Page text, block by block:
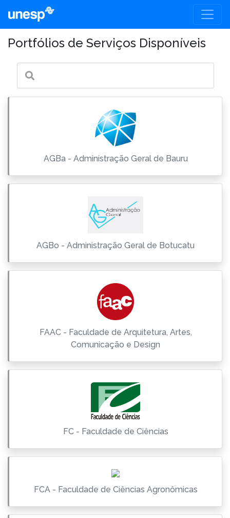
Portfólios de Serviços Disponíveis
AGBa - Administração Geral de Bauru
AGBo - Administração Geral de Botucatu
FAAC - Faculdade de Arquitetura, Artes,
Comunicação e Design
FC - Faculdade de Ciências
FCA - Faculdade de Ciências Agronômicas